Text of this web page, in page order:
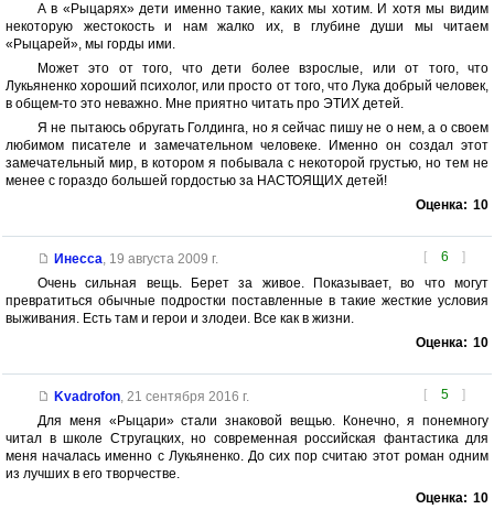
А в «Рыцарях» дети именно такие, каких мы хотим. И хотя мы видим
некоторую жестокость и нам жалко их, в глубине души мы читаем
«Рыцарей», мы горды ими.
Может это от того, что дети более взрослые, или от того, что
Лукьяненко хороший психолог, или просто от того, что Лука добрый человек,
в общем-то это неважно. Мне приятно читать про ЭТИХ детей.
Я не пытаюсь обругать Голдинга, но я сейчас пишу не о нем, а о своем
любимом писателе и замечательном человеке. Именно он создал этот
замечательный мир, в котором я побывала с некоторой грустью, но тем не
менее с гораздо большей гордостью за НАСТОЯЩИХ детей!
Оценка: 10
[ 6 ]
Инесса, 19 августа 2009 г.
Очень сильная вещь. Берет за живое. Показывает, во что могут
превратиться обычные подростки поставленные в такие жесткие условия
выживания. Есть там и герои и злодеи. Все как в жизни.
Оценка: 10
[ 5 ]
Kvadrofon, 21 сентября 2016 г.
Для меня «Рыцари» стали знаковой вещью. Конечно, я понемногу
читал в школе Стругацких, но современная российская фантастика для
меня началась именно с Лукьяненко. До сих пор считаю этот роман одним
из лучших в его творчестве.
Оценка: 10